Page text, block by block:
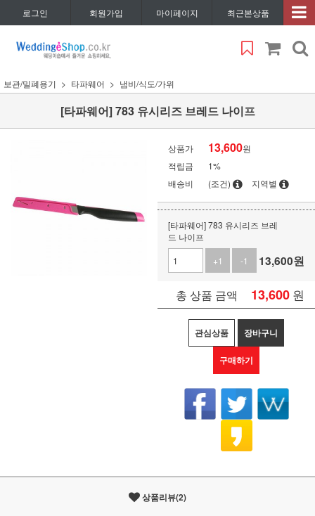
로그인 회원가입 마이페이지 최근본상품
보관/밀폐용기 타파웨어 냄비/식도/가위
[타파웨어] 783 유시리즈 브레드 나이프
상품가 13,600원
적립금
1%
배송비
(조건) 지역별
[타파웨어] 783 유시리즈 브레
드 나이프
+1
-1 13,600원
총 상품 금액 13,600 원
관심상품 장바구니
구매하기
상품리뷰(2)